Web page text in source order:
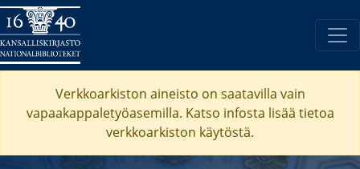
Verkkoarkiston aineisto on saatavilla vain
vapaakappaletyöasemilla. Katso infosta lisää tietoa
verkkoarkiston käytöstä.